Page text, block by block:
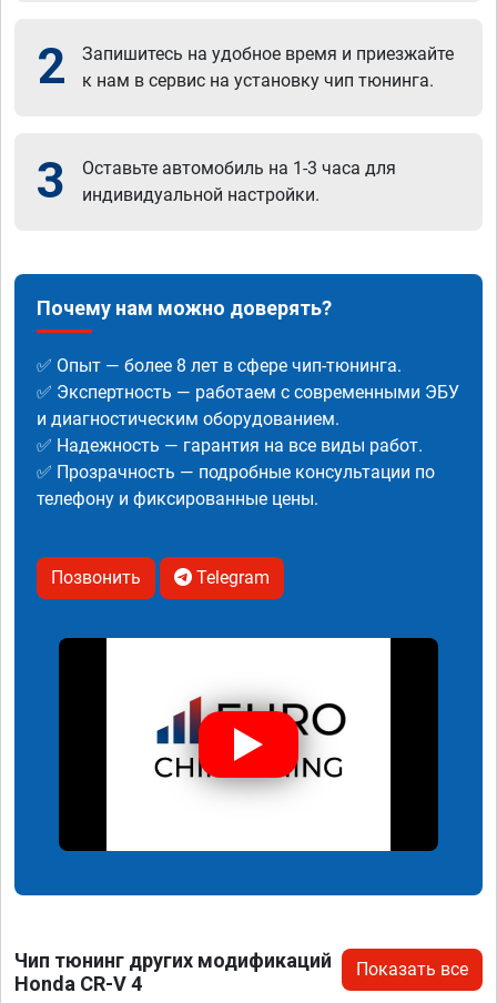
2
Запишитесь на удобное время и приезжайте
к нам в сервис на установку чип тюнинга.
3
Оставьте автомобиль на 1-3 часа для
индивидуальной настройки.
Почему нам можно доверять?
✅ Опыт — более 8 лет в сфере чип-тюнинга.
✅ Экспертность — работаем с современными ЭБУ
и диагностическим оборудованием.
✅ Надежность — гарантия на все виды работ.
✅ Прозрачность — подробные консультации по
телефону и фиксированные цены.
Позвонить Telegram
Чип тюнинг других модификаций
Honda CR-V 4
Показать все